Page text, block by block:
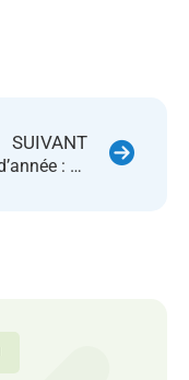
SUIVANT
Fin d’année : 18% de chiffre d’affaires en 6 semaines